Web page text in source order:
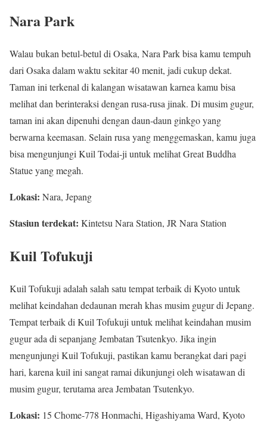
Nara Park
Walau bukan betul-betul di Osaka, Nara Park bisa kamu tempuh
dari Osaka dalam waktu sekitar 40 menit, jadi cukup dekat.
Taman ini terkenal di kalangan wisatawan karnea kamu bisa
melihat dan berinteraksi dengan rusa-rusa jinak. Di musim gugur,
taman ini akan dipenuhi dengan daun-daun ginkgo yang
berwarna keemasan. Selain rusa yang menggemaskan, kamu juga
bisa mengunjungi Kuil Todai-ji untuk melihat Great Buddha
Statue yang megah.
Lokasi: Nara, Jepang
Stasiun terdekat: Kintetsu Nara Station, JR Nara Station
Kuil Tofukuji
Kuil Tofukuji adalah salah satu tempat terbaik di Kyoto untuk
melihat keindahan dedaunan merah khas musim gugur di Jepang.
Tempat terbaik di Kuil Tofukuji untuk melihat keindahan musim
gugur ada di sepanjang Jembatan Tsutenkyo. Jika ingin
mengunjungi Kuil Tofukuji, pastikan kamu berangkat dari pagi
hari, karena kuil ini sangat ramai dikunjungi oleh wisatawan di
musim gugur, terutama area Jembatan Tsutenkyo.
Lokasi: 15 Chome-778 Honmachi, Higashiyama Ward, Kyoto